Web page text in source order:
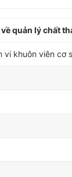
quản lý chất
vi khuôn viên cơ